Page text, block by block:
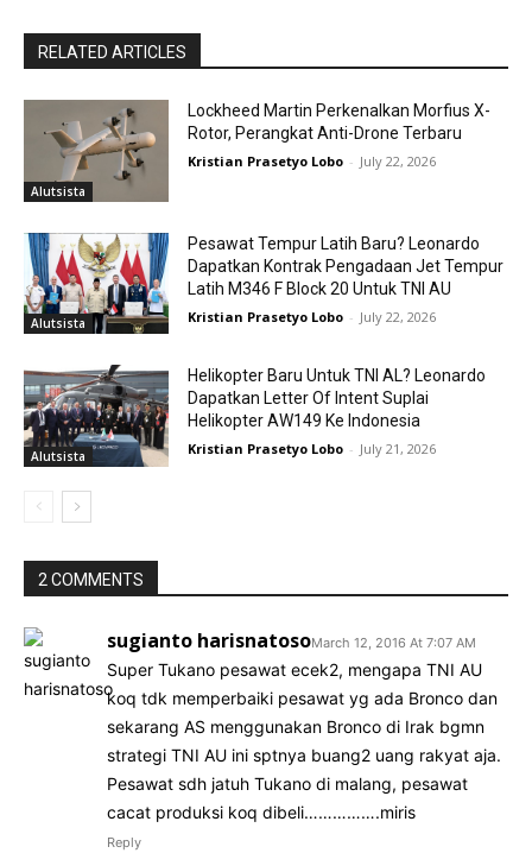
RELATED ARTICLES
Alutsista
Lockheed Martin Perkenalkan Morfius X-
Rotor, Perangkat Anti-Drone Terbaru
Kristian Prasetyo Lobo - July 22, 2026
Alutsista
Pesawat Tempur Latih Baru? Leonardo
Dapatkan Kontrak Pengadaan Jet Tempur
Latih M346 F Block 20 Untuk TNI AU
Kristian Prasetyo Lobo - July 22, 2026
Alutsista
Helikopter Baru Untuk TNI AL? Leonardo
Dapatkan Letter Of Intent Suplai
Helikopter AW149 Ke Indonesia
Kristian Prasetyo Lobo - July 21, 2026
2 COMMENTS
sugianto harisnatosoMarch 12, 2016 At 7:07 AM
Super Tukano pesawat ecek2, mengapa TNI AU
koq tdk memperbaiki pesawat yg ada Bronco dan
sekarang AS menggunakan Bronco di Irak bgmn
strategi TNI AU ini sptnya buang2 uang rakyat aja.
Pesawat sdh jatuh Tukano di malang, pesawat
cacat produksi koq dibeli…………….miris
Reply